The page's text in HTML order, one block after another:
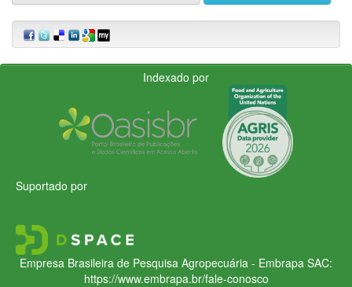
Indexado por
Suportado por
Empresa Brasileira de Pesquisa Agropecuária - Embrapa SAC:
https://www.embrapa.br/fale-conosco